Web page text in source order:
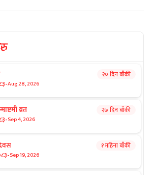
-Aug 28, 2026
२० दिन बाँकी
व्रत
-Sep 4, 2026
२७ दिन बाँकी
-Sep 19, 2026
१ महिना बाँकी